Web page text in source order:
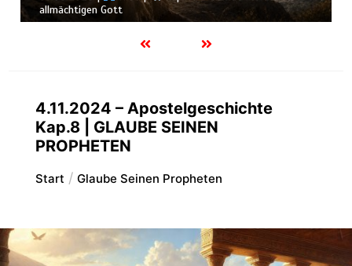
Gott
4.11.2024 – Apostelgeschichte
Kap.8 | GLAUBE SEINEN
PROPHETEN
Start Glaube Seinen Propheten